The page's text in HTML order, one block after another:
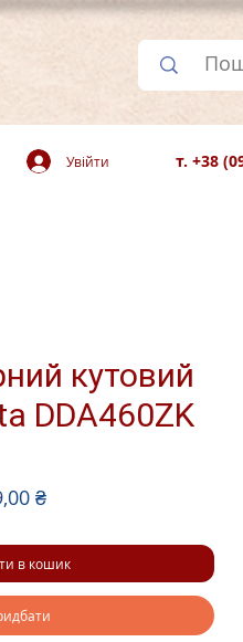
т. +38
Увійти
кутовий
DDA460ZK
₴За
в кошик